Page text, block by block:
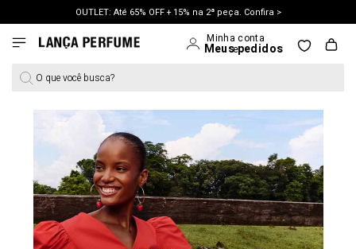
OUTLET: Até 65% OFF + 15% na 2ª peça. Confira >
LANÇAMENTO PRIMAVERA 27. Clique e aproveite.
O que você busca?